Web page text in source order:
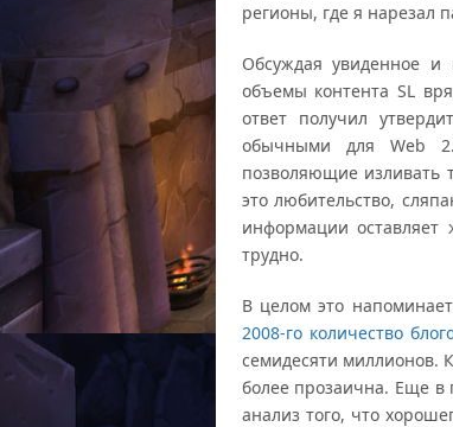
регионы, где я нарезал
Обсуждая увиденное
объемы контента SL
ответ получил
обычными для Web
позволяющие изливать
это любительство,
информации
трудно.
В целом это
2008-го количество
семидесяти миллионов.
более прозаична. Еще в
анализ того, что